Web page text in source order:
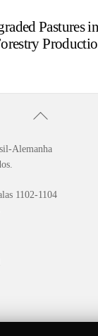
Pastures
Back
Top
Alemanha
1102-1104